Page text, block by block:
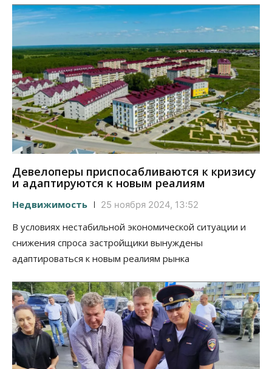
Девелоперы приспосабливаются к кризису
и адаптируются к новым реалиям
Недвижимость 25 ноября 2024, 13:52
В условиях нестабильной экономической ситуации и
снижения спроса застройщики вынуждены
адаптироваться к новым реалиям рынка